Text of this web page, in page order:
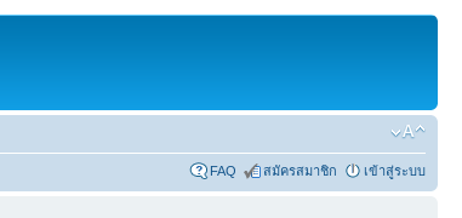
FAQ สมัครสมาชิก เข้าสู่ระบบ